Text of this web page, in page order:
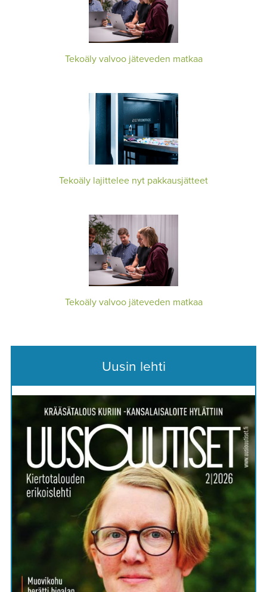
Tekoäly valvoo jäteveden matkaa
Tekoäly lajittelee nyt pakkausjätteet
Tekoäly valvoo jäteveden matkaa
Uusin lehti